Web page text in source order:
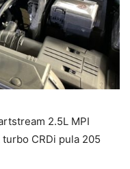
2.5L MPI
CRDi pula 205